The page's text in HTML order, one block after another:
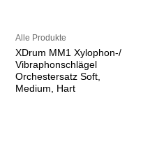
Alle Produkte
XDrum MM1 Xylophon-/
Vibraphonschlägel
Orchestersatz Soft,
Medium, Hart